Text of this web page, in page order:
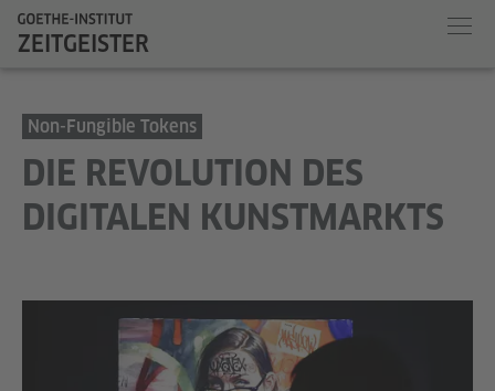
ZEITGEISTER
Non-Fungible Tokens
DIE REVOLUTION DES
DIGITALEN KUNSTMARKTS